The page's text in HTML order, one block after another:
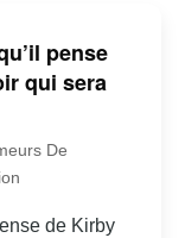
pense
qui sera
De
de Kirby